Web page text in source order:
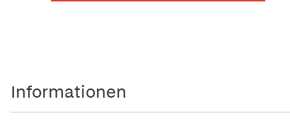
Informationen